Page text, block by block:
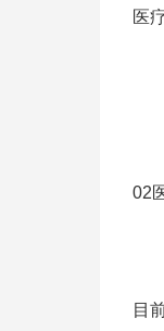
医
02
目